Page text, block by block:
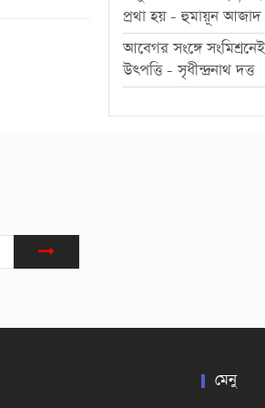
প্রথা হয় - হুমায়ূন আজাদ
আবেগর সংঙ্গে
উৎপত্তি - সৃধীন্দ্রনাথ দত্ত
মেনু